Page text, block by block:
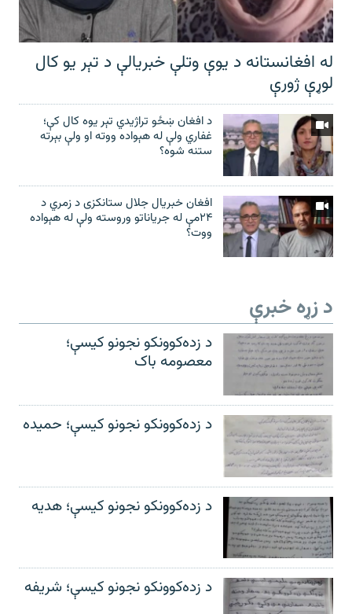
له افغانستانه د یوې وتلې خبریالې د تېر يو کال
لوړې ژورې
د افغان ښځو تراژیدي تېر یوه کال کې؛
غفاري ولې له هېواده ووته او ولې بېرته
ستنه شوه؟
افغان خبریال جلال ستانکزی د زمري د
۲۴مې له جریاناتو وروسته ولې له هېواده
ووت؟
د زړه خبرې
د زده‌کوونکو نجونو کیسې؛
معصومه باک
د زده‌کوونکو نجونو کیسې؛ حمیده
د زده‌کوونکو نجونو کیسې؛ هدیه
د زده‌کوونکو نجونو کیسې؛ شریفه